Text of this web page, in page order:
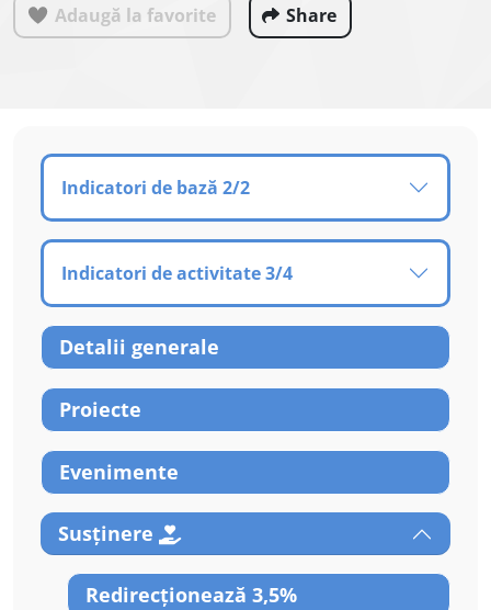
Adaugă la favorite Share
Indicatori de bază 2/2
Indicatori de activitate 3/4
Detalii generale
Proiecte
Evenimente
Susținere
Redirecționează 3,5%